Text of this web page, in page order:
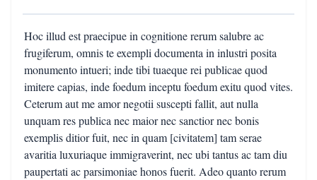
Hoc illud est praecipue in cognitione rerum salubre ac
frugiferum, omnis te exempli documenta in inlustri posita
monumento intueri; inde tibi tuaeque rei publicae quod
imitere capias, inde foedum inceptu foedum exitu quod vites.
Ceterum aut me amor negotii suscepti fallit, aut nulla
unquam res publica nec maior nec sanctior nec bonis
exemplis ditior fuit, nec in quam [civitatem] tam serae
avaritia luxuriaque immigraverint, nec ubi tantus ac tam diu
paupertati ac parsimoniae honos fuerit. Adeo quanto rerum